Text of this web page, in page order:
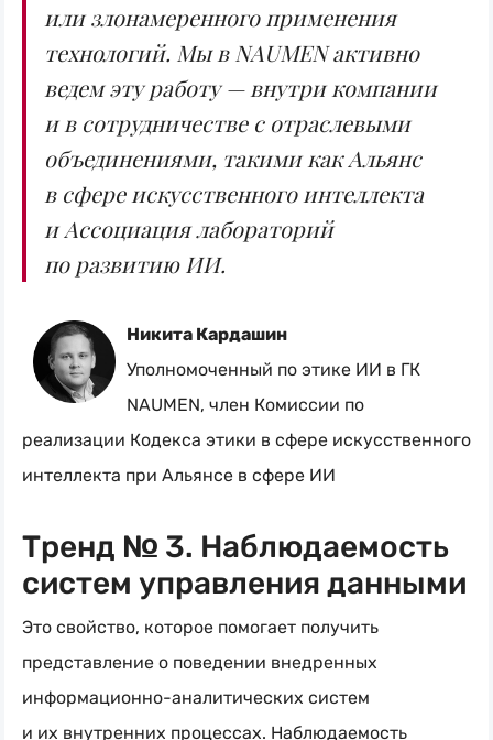
или злонамеренного применения
технологий. Мы в NAUMEN активно
ведем эту работу — внутри компании
и в сотрудничестве с отраслевыми
объединениями, такими как Альянс
в сфере искусственного интеллекта
и Ассоциация лабораторий
по развитию ИИ.
Никита Кардашин
Уполномоченный по этике ИИ в ГК
NAUMEN, член Комиссии по
реализации Кодекса этики в сфере искусственного
интеллекта при Альянсе в сфере ИИ
Тренд № 3. Наблюдаемость
систем управления данными
Это свойство, которое помогает получить
представление о поведении внедренных
информационно-аналитических систем
и их внутренних процессах. Наблюдаемость